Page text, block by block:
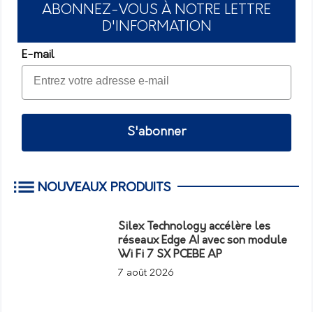
ABONNEZ-VOUS À NOTRE LETTRE
D'INFORMATION
E-mail
S'abonner
NOUVEAUX PRODUITS
Silex Technology accélère les
réseaux Edge AI avec son module
Wi Fi 7 SX PCEBE AP
7 août 2026